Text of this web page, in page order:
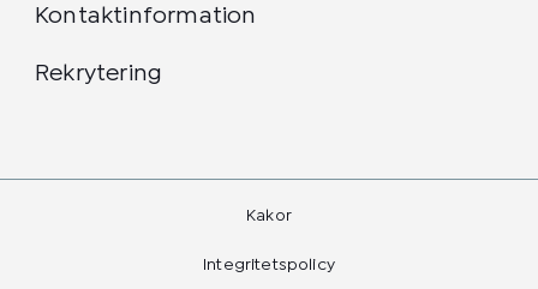
Kontaktinformation
Rekrytering
Kakor
Integritetspolicy